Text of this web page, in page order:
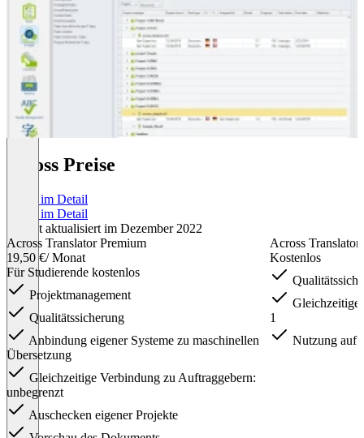
across Preise
Preise im Detail
Preise im Detail
Zuletzt aktualisiert im Dezember 2022
Across Translator Premium
19,50 €/ Monat
Für Studierende kostenlos
Projektmanagement
Qualitätssicherung
Anbindung eigener Systeme zu maschinellen
Übersetzung
Gleichzeitige Verbindung zu Auftraggebern:
unbegrenzt
Auschecken eigener Projekte
Across Translator
Kostenlos
Gleichzeitige
1
Nutzung auf